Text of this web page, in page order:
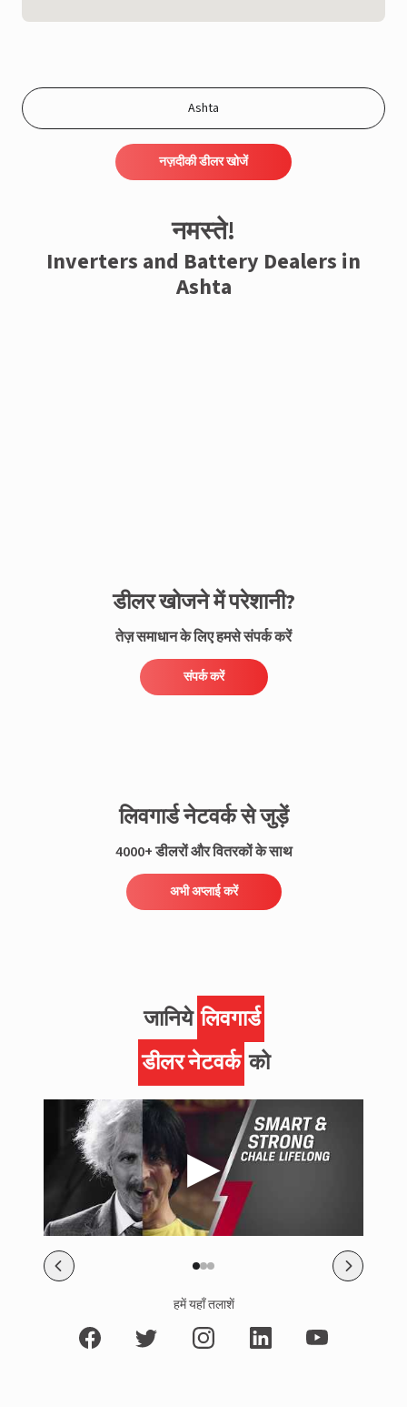
नज़दीकी डीलर खोजें
नमस्ते!
Inverters and Battery Dealers in
Ashta
डीलर खोजने में परेशानी?
तेज़ समाधान के लिए हमसे संपर्क करें
संपर्क करें
लिवगार्ड नेटवर्क से जुड़ें
4000+ डीलरों और वितरकों के साथ
अभी अप्लाई करें
जानियेलिवगार्ड
डीलर नेटवर्क को
हमें यहाँ तलाशें